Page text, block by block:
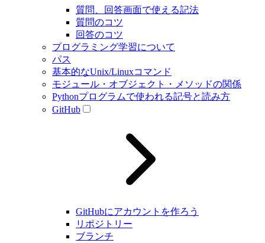
質問、回答画面で使える記法
質問のコツ
回答のコツ
プログラミング学習について
パス
基本的なUnix/Linuxコマンド
モジュール・オブジェクト・メソッドの関係
Pythonプログラムで使われる記号と読み方
GitHub
GitHubにアカウントを作ろう
リポジトリー
ブランチ